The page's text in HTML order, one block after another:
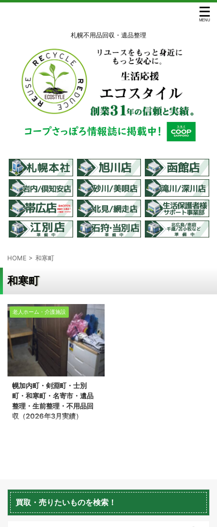
札幌不用品回収・遺品整理
HOME > 和寒町
和寒町
老人ホーム・介護施設
幌加内町・剣淵町・士別
町・和寒町・名寄市・遺品
整理・生前整理・不用品回
収（2026年3月実績）
士別町・和寒町・名寄市
遺品整理・生前整理・不
用品回収サービス（実績
買取・売りたいものを検索！